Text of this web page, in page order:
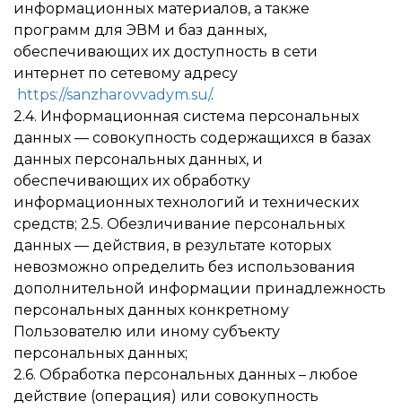
информационных материалов, а также
программ для ЭВМ и баз данных,
обеспечивающих их доступность в сети
интернет по сетевому адресу
https://sanzharovvadym.su/.
2.4. Информационная система персональных
данных — совокупность содержащихся в базах
данных персональных данных, и
обеспечивающих их обработку
информационных технологий и технических
средств; 2.5. Обезличивание персональных
данных — действия, в результате которых
невозможно определить без использования
дополнительной информации принадлежность
персональных данных конкретному
Пользователю или иному субъекту
персональных данных;
2.6. Обработка персональных данных – любое
действие (операция) или совокупность